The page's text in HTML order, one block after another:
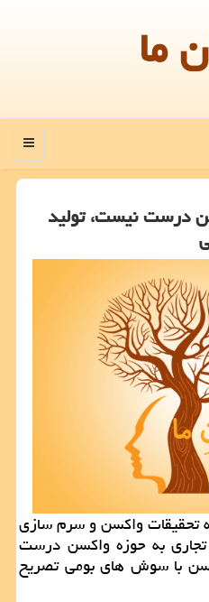
ما
منو
درست نیست، تولید
واكسن و سرم سازی
تجاری به حوزه واكسن درست
با سوش های بومی تصریح